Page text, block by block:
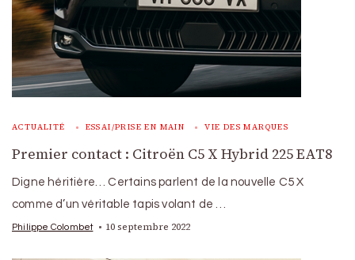
ACTUALITÉ ESSAI/PRISE EN MAIN VIE DES MARQUES
Premier contact : Citroën C5 X Hybrid 225 EAT8
Digne héritière… Certains parlent de la nouvelle C5 X
comme d’un véritable tapis volant de …
Philippe Colombet 10 septembre 2022